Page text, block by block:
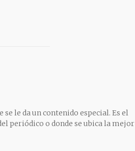
le da un contenido especial. Es el
periódico o donde se ubica la mejor